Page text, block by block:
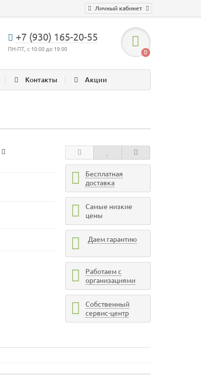
Личный кабинет
+7 (930) 165-20-55
ПН-ПТ, с 10:00 до 19:00 0
Контакты Акции
Бесплатная
доставка
Самые низкие
цены
Даем гарантию
Работаем с
организациями
Собственный
сервис-центр